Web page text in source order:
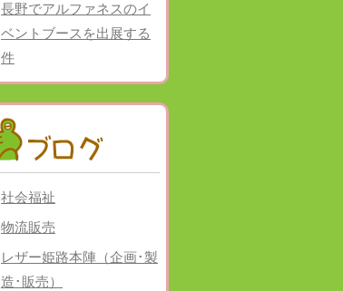
長野でアルファネスのイ
ベントブースを出展する
件
社会福祉
物流販売
レザー姫路本陣（企画･製
造･販売）